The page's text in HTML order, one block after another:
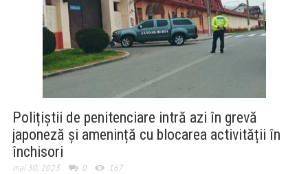
Polițiștii de penitenciare intră azi în grevă
japoneză și amenință cu blocarea activității în
închisori
mai 30, 2023 0 167